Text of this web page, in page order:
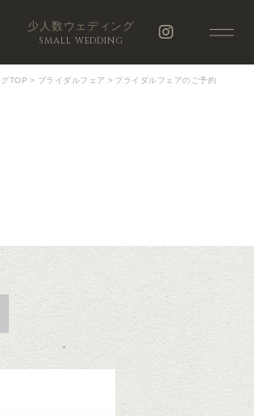
少人数ウェディング
SMALL WEDDING
TOP > ブライダルフェア > ブライダルフェアのご予約